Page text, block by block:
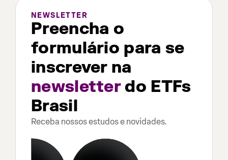
NEWSLETTER
Preencha o
formulário para se
inscrever na
newsletterdo ETFs
Brasil
Receba nossos estudos e novidades.